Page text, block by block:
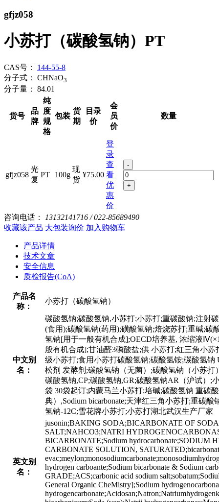
gfjz058
小苏打（碳酸氢钠）PT
CAS号：
144-55-8
分子式：
CHNaO3
分子量： 84.01
货号
品
牌
纯
度
规
格
包装
货
期
目录
价
会
员
价
数量
gfjz058
光
复
PT 100g
现
货
¥75.00
登
录
查
看
优
惠
价
-
+
咨询电话：
13132141716 / 022-85689490
收藏该产品 大包装询价 加入购物车
产品详情
技术文章
安全信息
质检报告(CoA)
产品名
称：
小苏打（碳酸氢钠）
中文别
名：
碳酸氢钠;碳酸氢钠,小苏打;小苏打;重碳酸钠;注射
(食用);碳酸氢钠(药用);磺酸氢钠;焙烧苏打;重碱;
氢钠[用于一般有机合成];OECD培养基, 浓缩液
般有机合成];甘油醛3磷酸盐;供 小苏打;红三角小
级小苏打;食用小苏打碳酸氢钠;碳酸氢铵;碳酸氢
松剂 发酵剂;碳酸氢钠（无菌）;碳酸氢钠（小苏
碳酸氢钠,CP;碳酸氢钠,GR;碳酸氢钠AR（沪试）;
袋 30袋起订;内蒙马兰小苏打;培碱;碳酸氢钠 重碳
典）,Sodium bicarbonate;天津红三角小苏打;重碳
氢钠-12C;雪花牌小苏打;小苏打湖北武汉生产厂家
英文别
名：
jusonin;BAKING SODA;BICARBONATE OF
SALT;NAHCO3;NATRI
BICARBONATE;Sodium
CARBONATE SOLUTION,
hydrogen carboante;Sodium bicarbonate & Sodium
GRADE;ACS;carbonic acid sodium
General Organic CheMistry];Sodium